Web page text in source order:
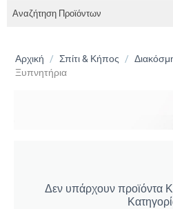
Αρχική / Σπίτι & Κήπος /
Ξυπνητήρια
Δεν υπάρχουν προϊόντα